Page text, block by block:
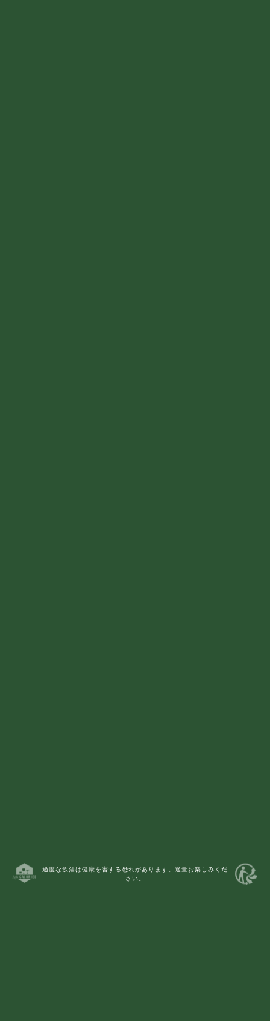
過度な飲酒は健康を害する恐れがあります。適量お楽しみくだ
さい。